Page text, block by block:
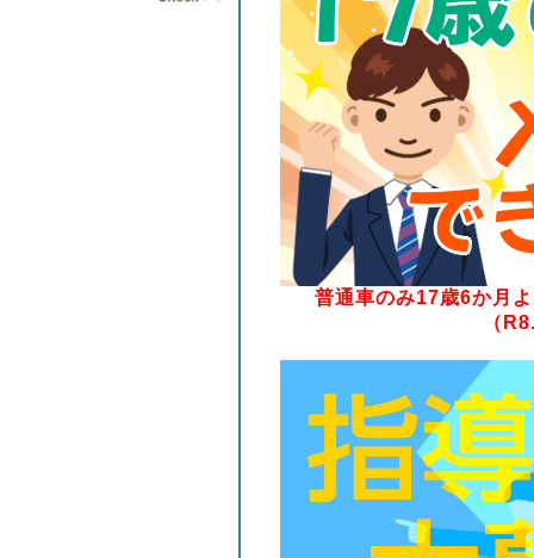
普通車のみ17歳6か月
（